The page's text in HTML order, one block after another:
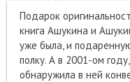
Подарок
книга Ашукина и
уже была, и
полку. А в 2001-ом
обнаружила в ней